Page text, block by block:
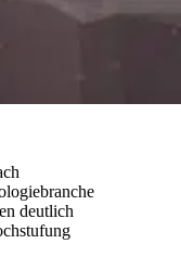
deutlich